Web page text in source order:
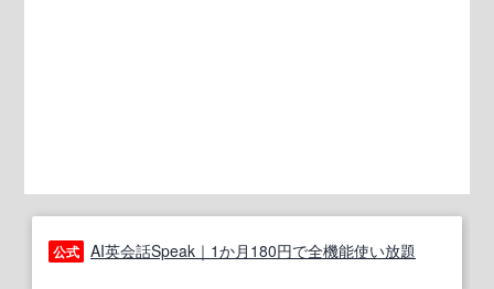
公式 AI英会話Speak｜1か月180円で全機能使い放題